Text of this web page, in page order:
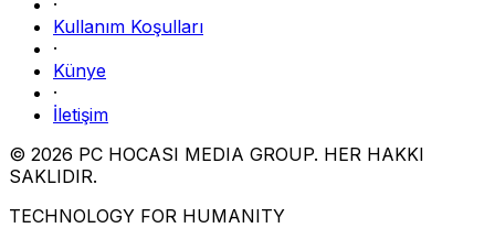
Kullanım Koşulları
·
Künye
·
İletişim
© 2026 PC HOCASI MEDIA GROUP. HER HAKKI
SAKLIDIR.
TECHNOLOGY FOR HUMANITY